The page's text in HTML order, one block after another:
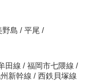
野島 / 平尾 /
田線 / 福岡市七隈線 /
新幹線 / 西鉄貝塚線